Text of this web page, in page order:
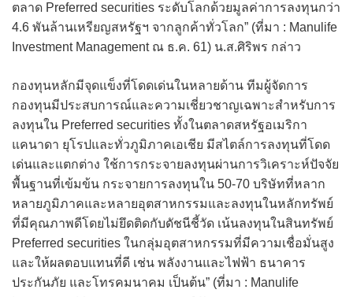
ตลาด Preferred securities ระดับโลกด้วยมูลค่าการลงทุนกว่า
4.6 พันล้านเหรียญสหรัฐฯ จากลูกค้าทั่วโลก” (ที่มา : Manulife
Investment Management ณ ธ.ค. 61) น.ส.ศิริพร กล่าว
กองทุนหลักมีจุดแข็งที่โดดเด่นในหลายด้าน ทีมผู้จัดการ
กองทุนมีประสบการณ์และความเชี่ยวชาญเฉพาะสำหรับการ
ลงทุนใน Preferred securities ทั้งในตลาดสหรัฐอเมริกา
แคนาดา ยุโรปและทั่วภูมิภาคเอเชีย มีสไตล์การลงทุนที่โดด
เด่นและแตกต่าง ใช้การกระจายลงทุนผ่านการวิเคราะห์ปัจจัย
พื้นฐานที่เข้มข้น กระจายการลงทุนใน 50-70 บริษัทที่หลาก
หลายภูมิภาคและหลายอุตสาหกรรมและลงทุนในหลักทรัพย์
ที่มีคุณภาพดีโดยไม่ยึดติดกับดัชนีชี้วัด เน้นลงทุนในสินทรัพย์
Preferred securities ในกลุ่มอุตสาหกรรมที่มีความเชื่อมั่นสูง
และให้ผลตอบแทนที่ดี เช่น พลังงานและไฟฟ้า ธนาคาร
ประกันภัย และโทรคมนาคม เป็นต้น” (ที่มา : Manulife